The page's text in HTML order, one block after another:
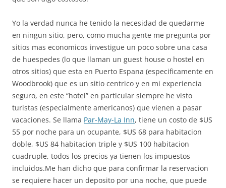
Yo la verdad nunca he tenido la necesidad de quedarme
en ningun sitio, pero, como mucha gente me pregunta por
sitios mas economicos investigue un poco sobre una casa
de huespedes (lo que llaman un guest house o hostel en
otros sitios) que esta en Puerto Espana (especificamente en
Woodbrook) que es un sitio centrico y en mi experiencia
seguro, en este “hotel” en particular siempre he visto
turistas (especialmente americanos) que vienen a pasar
vacaciones. Se llama Par-May-La Inn, tiene un costo de $US
55 por noche para un ocupante, $US 68 para habitacion
doble, $US 84 habitacion triple y $US 100 habitacion
cuadruple, todos los precios ya tienen los impuestos
incluidos.Me han dicho que para confirmar la reservacion
se requiere hacer un deposito por una noche, que puede